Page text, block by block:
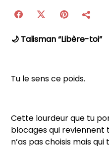
🌙 Talisman “Libère-toi”
Tu le sens ce poids.
Cette lourdeur que tu
blocages qui reviennent
n’as pas choisis mais